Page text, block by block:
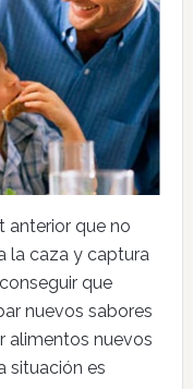
anterior que no
la caza y captura
que
nuevos sabores
alimentos nuevos
situación es